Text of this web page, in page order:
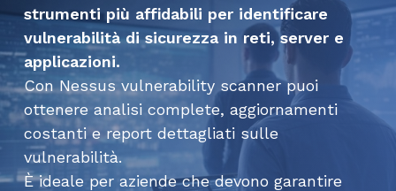
strumenti più affidabili per identificare
vulnerabilità di sicurezza in reti, server e
applicazioni.
Con Nessus vulnerability scanner puoi
ottenere analisi complete, aggiornamenti
costanti e report dettagliati sulle
vulnerabilità.
È ideale per aziende che devono garantire